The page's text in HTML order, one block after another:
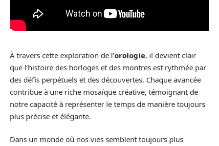
À travers cette exploration de l’orologie, il devient clair
que l’histoire des horloges et des montres est rythmée par
des défis perpétuels et des découvertes. Chaque avancée
contribue à une riche mosaïque créative, témoignant de
notre capacité à représenter le temps de manière toujours
plus précise et élégante.
Dans un monde où nos vies semblent toujours plus